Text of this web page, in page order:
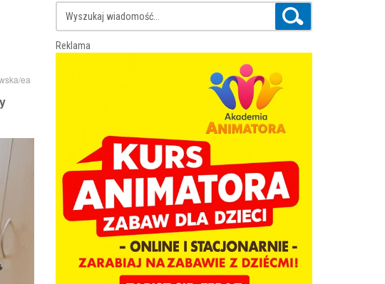
ea
Reklama